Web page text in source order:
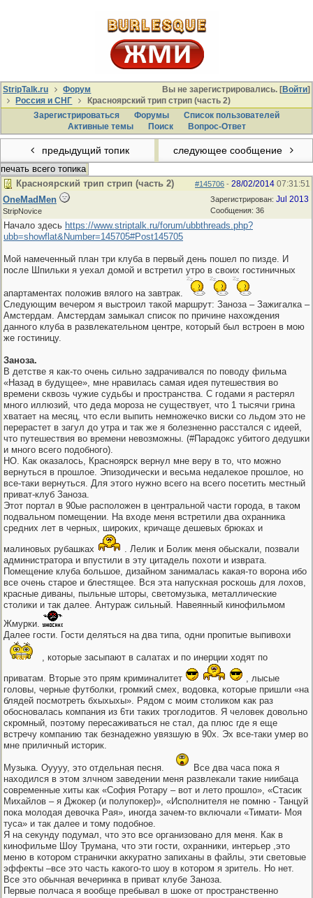
Вы не зарегистрировались. [Войти]
StripTalk.ru
Форум
Россия и СНГ
Красноярский трип стрип (часть 2)
Зарегистрироваться
Форумы
Список пользователей
Активные темы
Поиcк Вопрос-Ответ
предыдущий топик следующее сообщение
печать всего топика
#145706 - 28/02/2014 07:31:51
Красноярский трип стрип (часть 2)
Зарегистрирован: Jul 2013
Сообщения: 36
OneMadMen
StripNovice
Начало здесь https://www.striptalk.ru/forum/ubbthreads.php?
ubb=showflat&Number=145705#Post145705
Мой намеченный план три клуба в первый день пошел по пизде. И
после Шпильки я уехал домой и встретил утро в своих гостиничных
апартаментах положив вялого на завтрак.
Следующим вечером я выстроил такой маршрут: Заноза – Зажигалка –
Амстердам. Амстердам замыкал список по причине нахождения
данного клуба в развлекательном центре, который был встроен в мою
же гостиницу.
Заноза.
В детстве я как-то очень сильно задрачивался по поводу фильма
«Назад в будущее», мне нравилась самая идея путешествия во
времени сквозь чужие судьбы и пространства. С годами я растерял
много иллюзий, что деда мороза не существует, что 1 тысячи грина
хватает на месяц, что если выпить немножечко виски со льдом это не
перерастет в загул до утра и так же я болезненно расстался с идеей,
что путешествия во времени невозможны. (#Парадокс убитого дедушки
и много всего подобного).
НО. Как оказалось, Красноярск вернул мне веру в то, что можно
вернуться в прошлое. Эпизодически и весьма недалекое прошлое, но
все-таки вернуться. Для этого нужно всего на всего посетить местный
приват-клуб Заноза.
Этот портал в 90ые расположен в центральной части города, в таком
подвальном помещении. На входе меня встретили два охранника
средних лет в черных, широких, кричаще дешевых брюках и
малиновых рубашках
. Лелик и Болик меня обыскали, позвали
администратора и впустили в эту цитадель похоти и изврата.
Помещение клуба большое, дизайном занималась какая-то ворона ибо
все очень старое и блестящее. Вся эта напускная роскошь для лохов,
красные диваны, пыльные шторы, светомузыка, металлические
столики и так далее. Антураж сильный. Навеянный кинофильмом
Жмурки.
Далее гости. Гости деляться на два типа, одни пропитые выпивохи
, которые засыпают в салатах и по инерции ходят по
приватам. Вторые это прям криминалитет
, лысые
головы, черные футболки, громкий смех, водовка, которые пришли «на
блядей посмотреть бхыхыхы». Рядом с моим столиком как раз
обосновалась компания из 6ти таких троглодитов. Я человек довольно
скромный, поэтому пересаживаться не стал, да плюс где я еще
встречу компанию так безнадежно увязшую в 90х. Эх все-таки умер во
мне приличный историк.
Музыка. Оуууу, это отдельная песня.
Все два часа пока я
находился в этом злчном заведении меня развлекали такие ниибаца
современные хиты как «София Ротару – вот и лето прошло», «Стасик
Михайлов – я Джокер (и полупокер)», «Исполнителя не помню - Танцуй
пока молодая девочка Рая», иногда зачем-то включали «Тимати- Моя
туса» и так далее и тому подобное.
Я на секунду подумал, что это все организовано для меня. Как в
кинофильме Шоу Трумана, что эти гости, охранники, интерьер ,это
меню в котором странички аккуратно запиханы в файлы, эти световые
эффекты –все это часть какого-то шоу в котором я зритель. Но нет.
Все это обычная вечеринка в приват клубе Заноза.
Первые полчаса я вообще пребывал в шоке от пространственно